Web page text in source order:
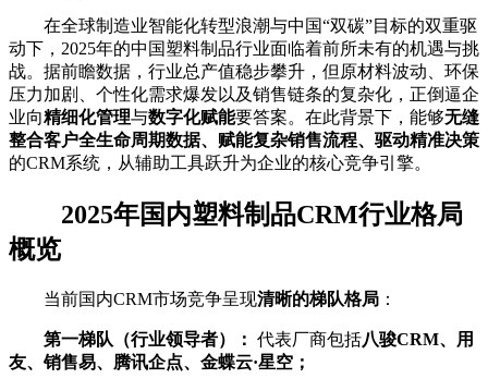
在全球制造业智能化转型浪潮与中国“双碳”目标的双重驱
动下，2025年的中国塑料制品行业面临着前所未有的机遇与挑
战。据前瞻数据，行业总产值稳步攀升，但原材料波动、环保
压力加剧、个性化需求爆发以及销售链条的复杂化，正倒逼企
业向精细化管理与数字化赋能要答案。在此背景下，能够无缝
整合客户全生命周期数据、赋能复杂销售流程、驱动精准决策
的CRM系统，从辅助工具跃升为企业的核心竞争引擎。
2025年国内塑料制品CRM行业格局
概览
当前国内CRM市场竞争呈现清晰的梯队格局 ：
第一梯队（行业领导者）： 代表厂商包括八骏CRM、用
友、销售易、腾讯企点、金蝶云·星空；